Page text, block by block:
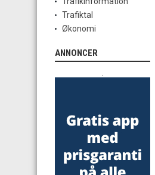
Trafiktal
Økonomi
ANNONCER